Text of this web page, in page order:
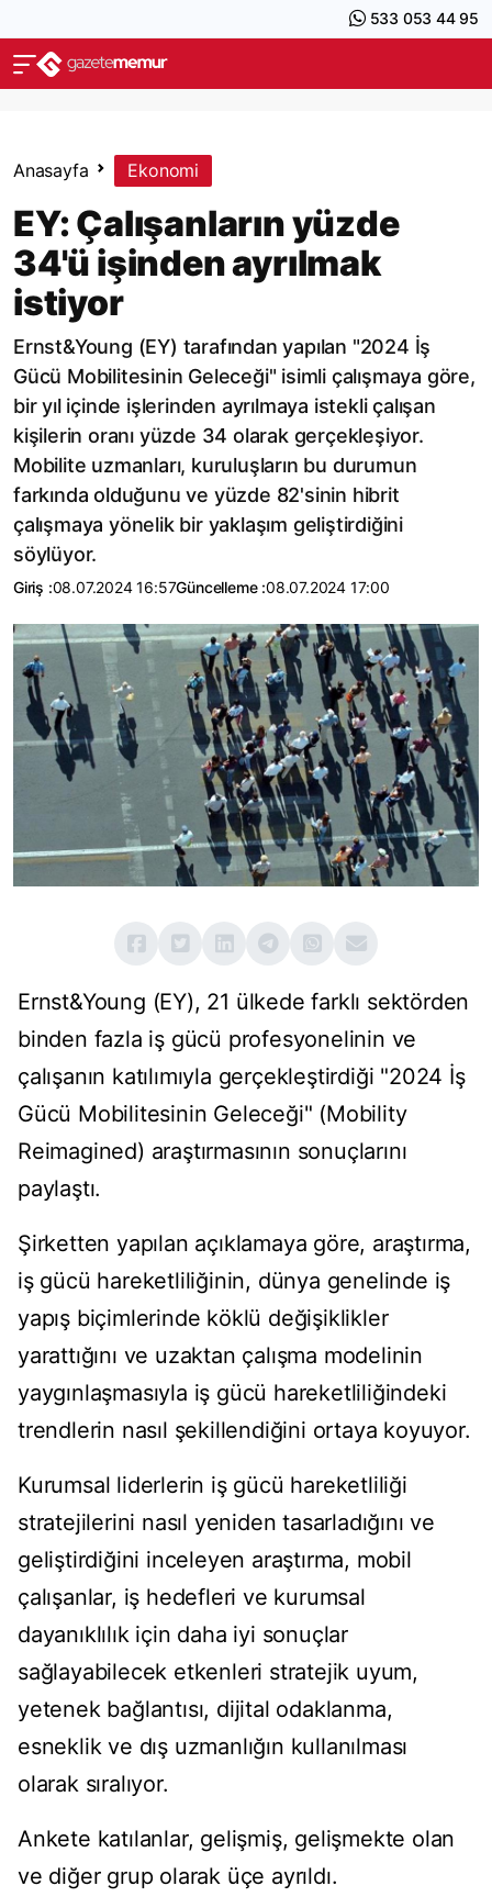
533 053 44 95
Anasayfa Ekonomi
EY: Çalışanların yüzde
34'ü işinden ayrılmak
istiyor
Ernst&Young (EY) tarafından yapılan "2024 İş
Gücü Mobilitesinin Geleceği" isimli çalışmaya göre,
bir yıl içinde işlerinden ayrılmaya istekli çalışan
kişilerin oranı yüzde 34 olarak gerçekleşiyor.
Mobilite uzmanları, kuruluşların bu durumun
farkında olduğunu ve yüzde 82'sinin hibrit
çalışmaya yönelik bir yaklaşım geliştirdiğini
söylüyor.
Giriş :08.07.2024 16:57Güncelleme :08.07.2024 17:00
Ernst&Young (EY), 21 ülkede farklı sektörden
binden fazla iş gücü profesyonelinin ve
çalışanın katılımıyla gerçekleştirdiği "2024 İş
Gücü Mobilitesinin Geleceği" (Mobility
Reimagined) araştırmasının sonuçlarını
paylaştı.
Şirketten yapılan açıklamaya göre, araştırma,
iş gücü hareketliliğinin, dünya genelinde iş
yapış biçimlerinde köklü değişiklikler
yarattığını ve uzaktan çalışma modelinin
yaygınlaşmasıyla iş gücü hareketliliğindeki
trendlerin nasıl şekillendiğini ortaya koyuyor.
Kurumsal liderlerin iş gücü hareketliliği
stratejilerini nasıl yeniden tasarladığını ve
geliştirdiğini inceleyen araştırma, mobil
çalışanlar, iş hedefleri ve kurumsal
dayanıklılık için daha iyi sonuçlar
sağlayabilecek etkenleri stratejik uyum,
yetenek bağlantısı, dijital odaklanma,
esneklik ve dış uzmanlığın kullanılması
olarak sıralıyor.
Ankete katılanlar, gelişmiş, gelişmekte olan
ve diğer grup olarak üçe ayrıldı.